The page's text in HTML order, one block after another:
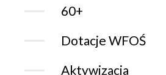
60+
Dotacje WFOŚ
Aktywizacja